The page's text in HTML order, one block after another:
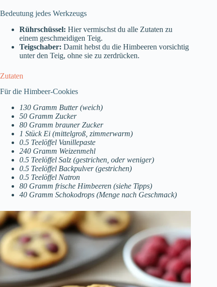
Bedeutung jedes Werkzeugs
Rührschüssel: Hier vermischst du alle Zutaten zu
einem geschmeidigen Teig.
Teigschaber: Damit hebst du die Himbeeren vorsichtig
unter den Teig, ohne sie zu zerdrücken.
Zutaten
Für die Himbeer-Cookies
130 Gramm Butter (weich)
50 Gramm Zucker
80 Gramm brauner Zucker
1 Stück Ei (mittelgroß, zimmerwarm)
0.5 Teelöffel Vanillepaste
240 Gramm Weizenmehl
0.5 Teelöffel Salz (gestrichen, oder weniger)
0.5 Teelöffel Backpulver (gestrichen)
0.5 Teelöffel Natron
80 Gramm frische Himbeeren (siehe Tipps)
40 Gramm Schokodrops (Menge nach Geschmack)